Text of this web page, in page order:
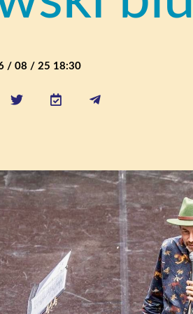
/ 08 / 25 18:30